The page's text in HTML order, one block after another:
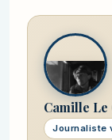
Camille
Journaliste